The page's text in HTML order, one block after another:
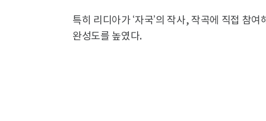
특히 리디아가 ‘자국’의 작사, 작곡에 직접 참
완성도를 높였다.